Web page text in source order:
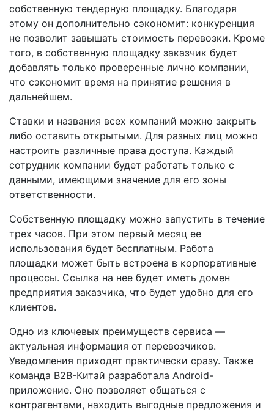
собственную тендерную площадку. Благодаря
этому он дополнительно сэкономит: конкуренция
не позволит завышать стоимость перевозки. Кроме
того, в собственную площадку заказчик будет
добавлять только проверенные лично компании,
что сэкономит время на принятие решения в
дальнейшем.
Ставки и названия всех компаний можно закрыть
либо оставить открытыми. Для разных лиц можно
настроить различные права доступа. Каждый
сотрудник компании будет работать только с
данными, имеющими значение для его зоны
ответственности.
Собственную площадку можно запустить в течение
трех часов. При этом первый месяц ее
использования будет бесплатным. Работа
площадки может быть встроена в корпоративные
процессы. Ссылка на нее будет иметь домен
предприятия заказчика, что будет удобно для его
клиентов.
Одно из ключевых преимуществ сервиса —
актуальная информация от перевозчиков.
Уведомления приходят практически сразу. Также
команда B2B-Китай разработала Android-
приложение. Оно позволяет общаться с
контрагентами, находить выгодные предложения и